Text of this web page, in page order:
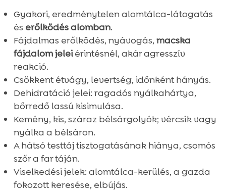
Gyakori, eredménytelen alomtálca-látogatás
és erőlködés alomban.
Fájdalmas erőlködés, nyávogás, macska
fájdalom jeleiérintésnél, akár agresszív
reakció.
Csökkent étvágy, levertség, időnként hányás.
Dehidratáció jelei: ragadós nyálkahártya,
bőrredő lassú kisimulása.
Kemény, kis, száraz bélsárgolyók; vércsík vagy
nyálka a bélsáron.
A hátsó testtáj tisztogatásának hiánya, csomós
szőr a far táján.
Viselkedési jelek: alomtálca-kerülés, a gazda
fokozott keresése, elbújás.